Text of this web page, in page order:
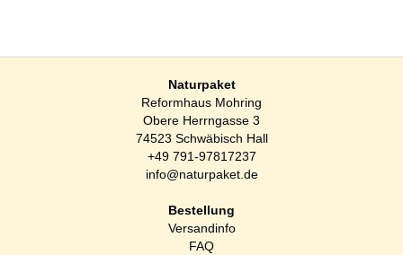
Naturpaket
Reformhaus Mohring
Obere Herrngasse 3
74523 Schwäbisch Hall
+49 791-97817237
info@naturpaket.de
Bestellung
Versandinfo
FAQ